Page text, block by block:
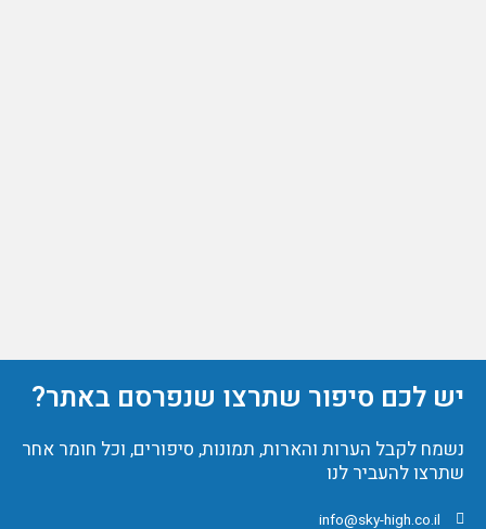
יש לכם סיפור שתרצו שנפרסם באתר?
נשמח לקבל הערות והארות, תמונות, סיפורים, וכל חומר אחר
שתרצו להעביר לנו
info@sky-high.co.il